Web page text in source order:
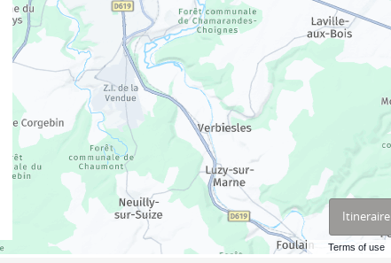
Terms of use
Itineraire